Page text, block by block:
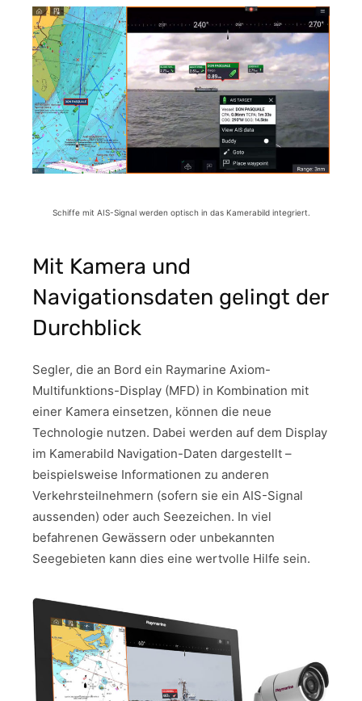
Schiffe mit AIS-Signal werden optisch in das Kamerabild integriert.
Mit Kamera und
Navigationsdaten gelingt der
Durchblick
Segler, die an Bord ein Raymarine Axiom-
Multifunktions-Display (MFD) in Kombination mit
einer Kamera einsetzen, können die neue
Technologie nutzen. Dabei werden auf dem Display
im Kamerabild Navigation-Daten dargestellt –
beispielsweise Informationen zu anderen
Verkehrsteilnehmern (sofern sie ein AIS-Signal
aussenden) oder auch Seezeichen. In viel
befahrenen Gewässern oder unbekannten
Seegebieten kann dies eine wertvolle Hilfe sein.